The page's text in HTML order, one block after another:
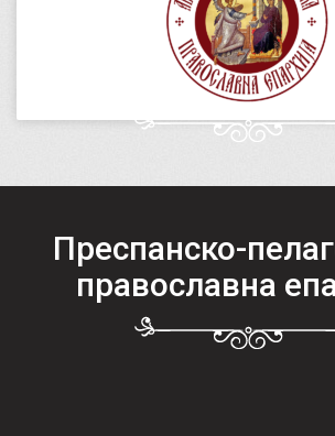
Преспанско-
православна